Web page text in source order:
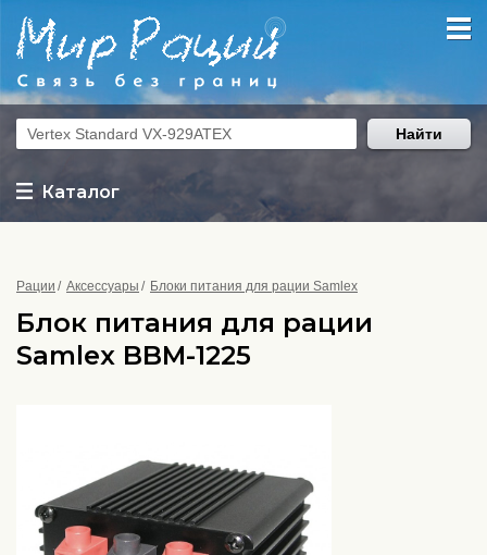
Каталог
Найти
Рации Аксессуары Блоки питания для рации Samlex
Блок питания для рации
Samlex BBM-1225